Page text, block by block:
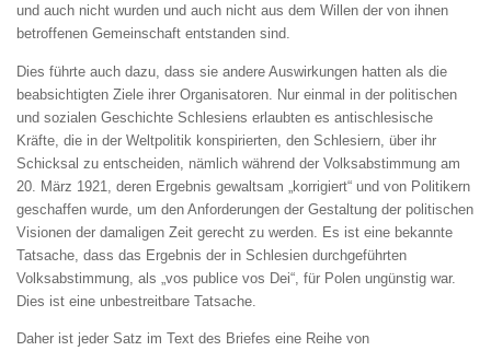
und auch nicht wurden und auch nicht aus dem Willen der von ihnen
betroffenen Gemeinschaft entstanden sind.
Dies führte auch dazu, dass sie andere Auswirkungen hatten als die
beabsichtigten Ziele ihrer Organisatoren. Nur einmal in der politischen
und sozialen Geschichte Schlesiens erlaubten es antischlesische
Kräfte, die in der Weltpolitik konspirierten, den Schlesiern, über ihr
Schicksal zu entscheiden, nämlich während der Volksabstimmung am
20. März 1921, deren Ergebnis gewaltsam „korrigiert“ und von Politikern
geschaffen wurde, um den Anforderungen der Gestaltung der politischen
Visionen der damaligen Zeit gerecht zu werden. Es ist eine bekannte
Tatsache, dass das Ergebnis der in Schlesien durchgeführten
Volksabstimmung, als „vos publice vos Dei“, für Polen ungünstig war.
Dies ist eine unbestreitbare Tatsache.
Daher ist jeder Satz im Text des Briefes eine Reihe von